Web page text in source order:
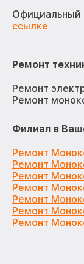
Официальный
ссылке
Ремонт
Ремонт
Ремонт
Филиал в
Ремонт
Ремонт
Ремонт
Ремонт
Ремонт
Ремонт
Ремонт